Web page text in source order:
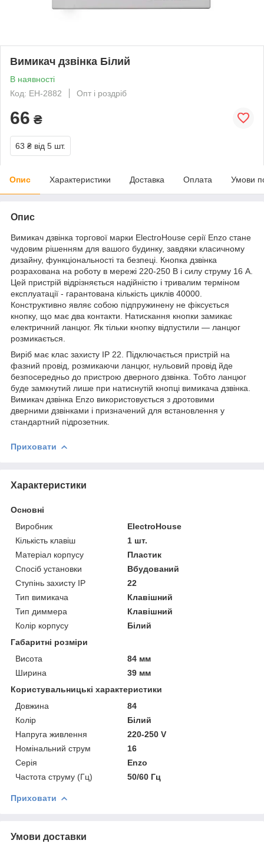
Вимикач дзвінка Білий
В наявності
Код: EH-2882
Опт і роздріб
66 ₴
63 ₴ від 5 шт.
Опис Характеристики Доставка Оплата Умови
Опис
Вимикач дзвінка торгової марки ElectroHouse серії Enzo стане
чудовим рішенням для вашого будинку, завдяки класичному
дизайну, функціональності та безпеці. Кнопка дзвінка
розрахована на роботу в мережі 220-250 В і силу струму 16 А.
Цей пристрій відрізняється надійністю і тривалим терміном
експлуатації - гарантована кількість циклів 40000.
Конструктивно являє собою підпружинену не фіксується
кнопку, що має два контакти. Натискання кнопки замикає
електричний ланцюг. Як тільки кнопку відпустили — ланцюг
розмикається.
Виріб має клас захисту IP 22. Підключається пристрій на
фазний провід, розмикаючи ланцюг, нульовий провід йде
безпосередньо до пристрою дверного дзвінка. Тобто ланцюг
буде замкнутий лише при натиснутій кнопці вимикача дзвінка.
Вимикач дзвінка Enzo використовується з дротовими
дверними дзвінками і призначений для встановлення у
стандартний підрозетник.
Приховати
Характеристики
Основні
Виробник
ElectroHouse
Кількість клавіш
1 шт.
Матеріал корпусу
Пластик
Спосіб установки
Вбудований
Ступінь захисту IP
22
Тип вимикача
Клавішний
Тип диммера
Клавішний
Колір корпусу
Білий
Габаритні розміри
Висота
84 мм
Ширина
39 мм
Користувальницькі характеристики
Довжина
84
Колір
Білий
Напруга живлення
220-250 V
Номінальний струм
16
Серія
Enzo
Частота струму (Гц)
50/60 Гц
Приховати
Умови доставки